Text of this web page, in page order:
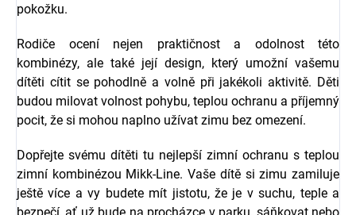
pokožku.
Rodiče ocení nejen praktičnost a odolnost této
kombinézy, ale také její design, který umožní vašemu
dítěti cítit se pohodlně a volně při jakékoli aktivitě. Děti
budou milovat volnost pohybu, teplou ochranu a příjemný
pocit, že si mohou naplno užívat zimu bez omezení.
Dopřejte svému dítěti tu nejlepší zimní ochranu s teplou
zimní kombinézou Mikk-Line. Vaše dítě si zimu zamiluje
ještě více a vy budete mít jistotu, že je v suchu, teple a